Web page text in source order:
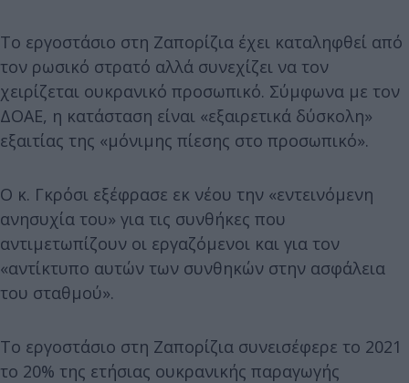
Το εργοστάσιο στη Ζαπορίζια έχει καταληφθεί από
τον ρωσικό στρατό αλλά συνεχίζει να τον
χειρίζεται ουκρανικό προσωπικό. Σύμφωνα με τον
ΔΟΑΕ, η κατάσταση είναι «εξαιρετικά δύσκολη»
εξαιτίας της «μόνιμης πίεσης στο προσωπικό».
Ο κ. Γκρόσι εξέφρασε εκ νέου την «εντεινόμενη
ανησυχία του» για τις συνθήκες που
αντιμετωπίζουν οι εργαζόμενοι και για τον
«αντίκτυπο αυτών των συνθηκών στην ασφάλεια
του σταθμού».
Το εργοστάσιο στη Ζαπορίζια συνεισέφερε το 2021
το 20% της ετήσιας ουκρανικής παραγωγής